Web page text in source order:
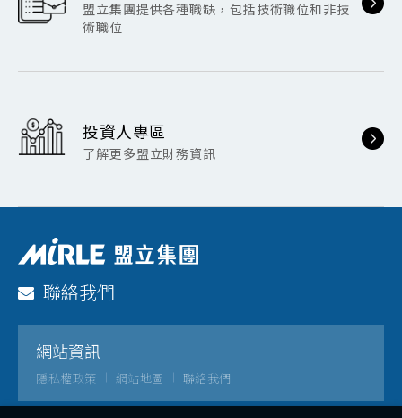
盟立集團提供各種職缺，包括技術職位和非技
術職位
投資人專區
了解更多盟立財務資訊
聯絡我們
網站資訊
隱私權政策 網站地圖 聯絡我們